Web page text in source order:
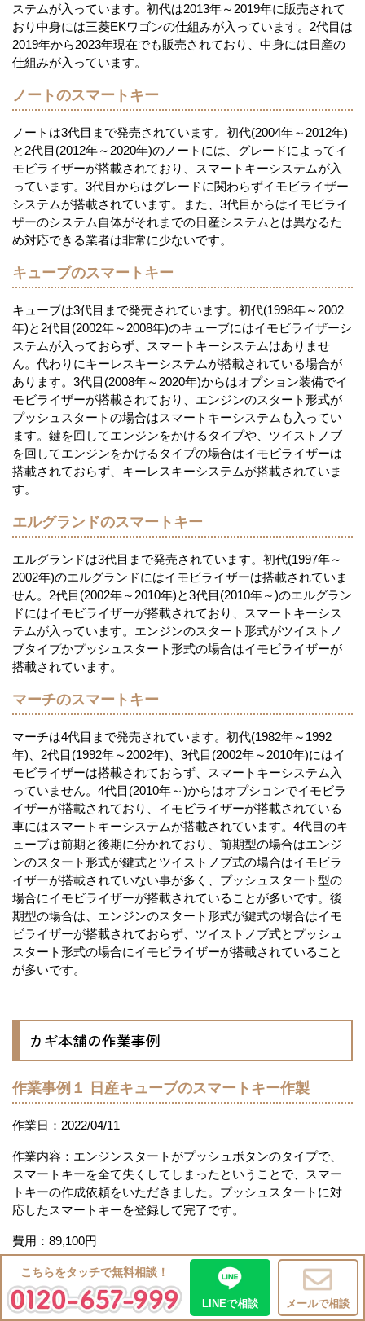
ステムが入っています。初代は2013年～2019年に販売されて
おり中身には三菱EKワゴンの仕組みが入っています。2代目は
2019年から2023年現在でも販売されており、中身には日産の
仕組みが入っています。
ノートのスマートキー
ノートは3代目まで発売されています。初代(2004年～2012年)
と2代目(2012年～2020年)のノートには、グレードによってイ
モビライザーが搭載されており、スマートキーシステムが入
っています。3代目からはグレードに関わらずイモビライザー
システムが搭載されています。また、3代目からはイモビライ
ザーのシステム自体がそれまでの日産システムとは異なるた
め対応できる業者は非常に少ないです。
キューブのスマートキー
キューブは3代目まで発売されています。初代(1998年～2002
年)と2代目(2002年～2008年)のキューブにはイモビライザーシ
ステムが入っておらず、スマートキーシステムはありませ
ん。代わりにキーレスキーシステムが搭載されている場合が
あります。3代目(2008年～2020年)からはオプション装備でイ
モビライザーが搭載されており、エンジンのスタート形式が
プッシュスタートの場合はスマートキーシステムも入ってい
ます。鍵を回してエンジンをかけるタイプや、ツイストノブ
を回してエンジンをかけるタイプの場合はイモビライザーは
搭載されておらず、キーレスキーシステムが搭載されていま
す。
エルグランドのスマートキー
エルグランドは3代目まで発売されています。初代(1997年～
2002年)のエルグランドにはイモビライザーは搭載されていま
せん。2代目(2002年～2010年)と3代目(2010年～)のエルグラン
ドにはイモビライザーが搭載されており、スマートキーシス
テムが入っています。エンジンのスタート形式がツイストノ
ブタイプかプッシュスタート形式の場合はイモビライザーが
搭載されています。
マーチのスマートキー
マーチは4代目まで発売されています。初代(1982年～1992
年)、2代目(1992年～2002年)、3代目(2002年～2010年)にはイ
モビライザーは搭載されておらず、スマートキーシステム入
っていません。4代目(2010年～)からはオプションでイモビラ
イザーが搭載されており、イモビライザーが搭載されている
車にはスマートキーシステムが搭載されています。4代目のキ
ューブは前期と後期に分かれており、前期型の場合はエンジ
ンのスタート形式が鍵式とツイストノブ式の場合はイモビラ
イザーが搭載されていない事が多く、プッシュスタート型の
場合にイモビライザーが搭載されていることが多いです。後
期型の場合は、エンジンのスタート形式が鍵式の場合はイモ
ビライザーが搭載されておらず、ツイストノブ式とプッシュ
スタート形式の場合にイモビライザーが搭載されていること
が多いです。
カギ本舗の作業事例
作業事例１ 日産キューブのスマートキー作製
作業日：2022/04/11
作業内容：エンジンスタートがプッシュボタンのタイプで、
スマートキーを全て失くしてしまったということで、スマー
トキーの作成依頼をいただきました。プッシュスタートに対
応したスマートキーを登録して完了です。
費用：89,100円
作業事例２ 日産ノートのメカニカルキー作製
作業日：2021/07/01
こちらをタッチで無料相談！
LINEで相談 メールで相談